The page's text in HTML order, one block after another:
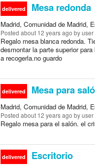
delivered Mesa redonda
Madrid, Comunidad de Madrid,
Posted about 12 years ago by user
Regalo mesa blanca redonda.
desmontar la parte superior
a recogerla.no guardo
delivered Mesa para
Madrid, Comunidad de Madrid,
Posted about 12 years ago by user
Regalo mesa para el salón. el
delivered Escritorio